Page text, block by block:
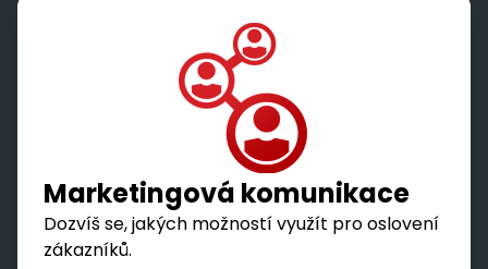
Marketingová komunikace
Dozvíš se, jakých možností využít pro oslovení
zákazníků.